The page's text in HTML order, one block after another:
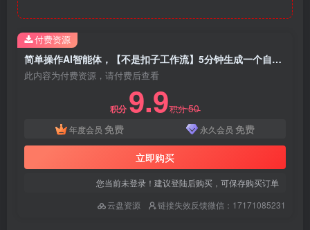
简单操作AI智能体，【不是扣子工作流】5分钟生成一个自己的口播短视频，暴力起号，日赚1000+
此内容为付费资源，请付费后查看
积分 9.9积分50
年度会员 免费 永久会员 免费
立即购买
您当前未登录！建议登陆后购买，可保存购买订单
云盘资源
链接失效反馈微信：17171085231
付费资源